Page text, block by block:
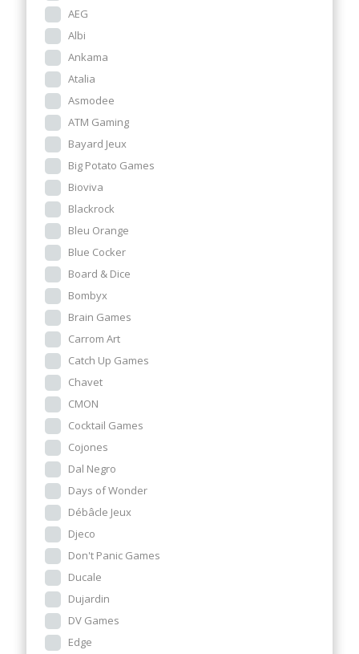
AEG
Albi
Ankama
Atalia
Asmodee
ATM Gaming
Bayard Jeux
Big Potato Games
Bioviva
Blackrock
Bleu Orange
Blue Cocker
Board & Dice
Bombyx
Brain Games
Carrom Art
Catch Up Games
Chavet
CMON
Cocktail Games
Cojones
Dal Negro
Days of Wonder
Débâcle Jeux
Djeco
Don't Panic Games
Ducale
Dujardin
DV Games
Edge